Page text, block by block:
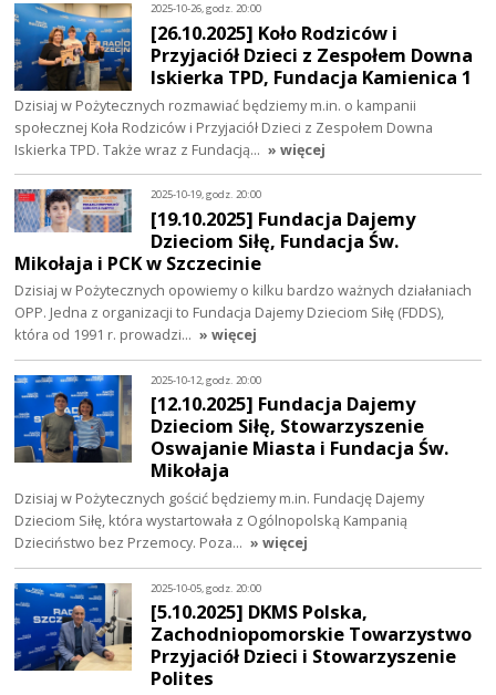
2025-10-26, godz. 20:00
[26.10.2025] Koło Rodziców i
Przyjaciół Dzieci z Zespołem Downa
Iskierka TPD, Fundacja Kamienica 1
Dzisiaj w Pożytecznych rozmawiać będziemy m.in. o kampanii
społecznej Koła Rodziców i Przyjaciół Dzieci z Zespołem Downa
Iskierka TPD. Także wraz z Fundacją… » więcej
2025-10-19, godz. 20:00
[19.10.2025] Fundacja Dajemy
Dzieciom Siłę, Fundacja Św.
Mikołaja i PCK w Szczecinie
Dzisiaj w Pożytecznych opowiemy o kilku bardzo ważnych działaniach
OPP. Jedna z organizacji to Fundacja Dajemy Dzieciom Siłę (FDDS),
która od 1991 r. prowadzi… » więcej
2025-10-12, godz. 20:00
[12.10.2025] Fundacja Dajemy
Dzieciom Siłę, Stowarzyszenie
Oswajanie Miasta i Fundacja Św.
Mikołaja
Dzisiaj w Pożytecznych gościć będziemy m.in. Fundację Dajemy
Dzieciom Siłę, która wystartowała z Ogólnopolską Kampanią
Dzieciństwo bez Przemocy. Poza… » więcej
2025-10-05, godz. 20:00
[5.10.2025] DKMS Polska,
Zachodniopomorskie Towarzystwo
Przyjaciół Dzieci i Stowarzyszenie
Polites